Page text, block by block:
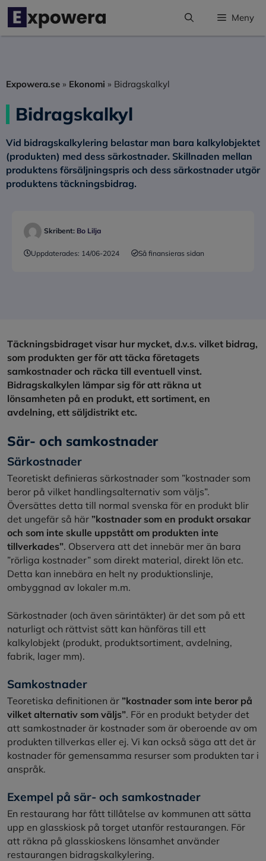
Hoppa
innehåll
Meny
Expowera.se » Ekonomi » Bidragskalkyl
Bidragskalkyl
Vid bidragskalkylering belastar man bara kalkylobjektet
(produkten) med dess särkostnader. Skillnaden mellan
produktens försäljningspris och dess särkostnader utgör
produktens täckningsbidrag.
Skribent: Bo Lilja
Uppdaterades: 14/06-2024 Så finansieras sidan
Täckningsbidraget visar hur mycket, d.v.s. vilket bidrag,
som produkten ger för att täcka företagets
samkostnader och räcka till eventuell vinst.
Bidragskalkylen lämpar sig för att räkna ut
lönsamheten på en produkt, ett sortiment, en
avdelning, ett säljdistrikt etc.
Sär- och samkostnader
Särkostnader
Teoretiskt definieras särkostnader som ”kostnader som
beror på vilket handlingsalternativ som väljs”.
Översättes detta till normal svenska för en produkt blir
det ungefär så här ”kostnader som en produkt orsakar
och som inte skulle uppstått om produkten inte
tillverkades”. Observera att det innebär mer än bara
”rörliga kostnader” som direkt material, direkt lön etc.
Detta kan innebära en helt ny produktionslinje,
ombyggnad av lokaler m.m.
Särkostnader (och även särintäkter) är det som på ett
naturligt och rättvist sätt kan hänföras till ett
kalkylobjekt (produkt, produktsortiment, avdelning,
fabrik, lager mm).
Samkostnader
Teoretiska definitionen är ”kostnader som inte beror på
vilket alternativ som väljs”. För en produkt betyder det
att samkostnader är kostnader som är oberoende av om
produkten tillverkas eller ej. Vi kan också säga att det är
kostnader för gemensamma resurser som produkten tar i
anspråk.
Exempel på sär- och samkostnader
En restaurang har fått tillåtelse av kommunen att sätta
upp en glasskiosk på torget utanför restaurangen. För
att räkna på glasskioskens lönsamhet använder
restaurangen bidragskalkylering.